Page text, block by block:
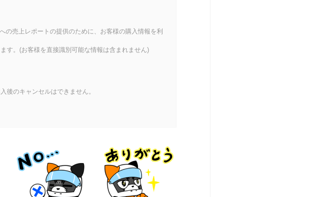
の売上レポートの提供のために、お客様の購入情報を利
す。(お客様を直接識別可能な情報は含まれません)
後のキャンセルはできません。